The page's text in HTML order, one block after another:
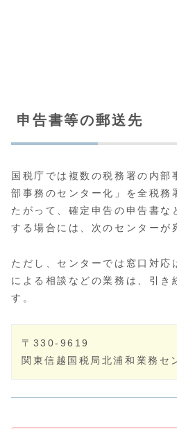
申告書等の郵送先
国税庁では複数の税務署の内部
部事務のセンター化」を全税務
たがって、確定申告の申告書な
する場合には、次のセンターが
ただし、センターでは窓口対応
による相談などの業務は、引き
す。
〒330-9619
関東信越国税局北浦和業務セ